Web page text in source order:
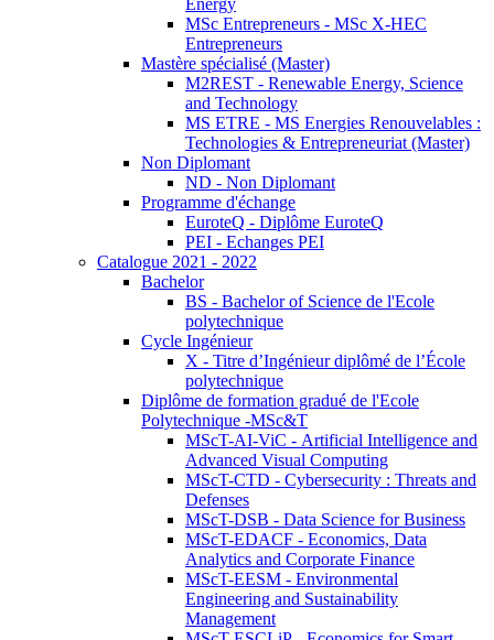
Energy
MSc Entrepreneurs - MSc X-HEC
Entrepreneurs
Mastère spécialisé (Master)
M2REST - Renewable Energy, Science
and Technology
MS ETRE - MS Energies Renouvelables :
Technologies & Entrepreneuriat (Master)
Non Diplomant
ND - Non Diplomant
Programme d'échange
EuroteQ - Diplôme EuroteQ
PEI - Echanges PEI
Catalogue 2021 - 2022
Bachelor
BS - Bachelor of Science de l'Ecole
polytechnique
Cycle Ingénieur
X - Titre d’Ingénieur diplômé de l’École
polytechnique
Diplôme de formation gradué de l'Ecole
Polytechnique -MSc&T
MScT-AI-ViC - Artificial Intelligence and
Advanced Visual Computing
MScT-CTD - Cybersecurity : Threats and
Defenses
MScT-DSB - Data Science for Business
MScT-EDACF - Economics, Data
Analytics and Corporate Finance
MScT-EESM - Environmental
Engineering and Sustainability
Management